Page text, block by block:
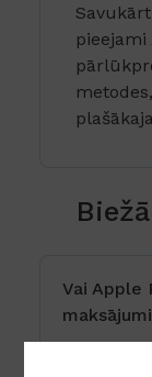
Vai Apple